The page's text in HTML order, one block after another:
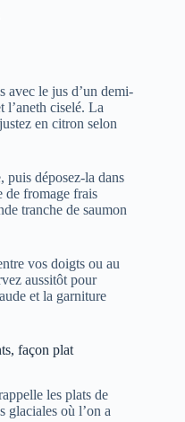
avec le jus d’un demi-
l’aneth ciselé. La
en citron selon
puis déposez-la dans
de fromage frais
tranche de saumon
vos doigts ou au
aussitôt pour
et la garniture
façon plat
les plats de
glaciales où l’on a